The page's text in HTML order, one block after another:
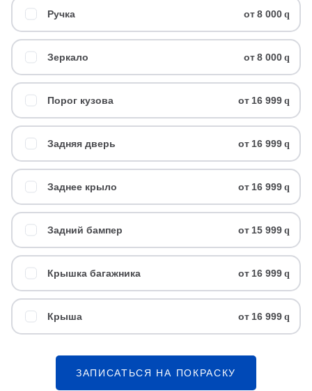
Ручка от 8 000 q
Зеркало от 8 000 q
Порог кузова от 16 999 q
Задняя дверь от 16 999 q
Заднее крыло от 16 999 q
Задний бампер от 15 999 q
Крышка багажника от 16 999 q
Крыша от 16 999 q
ЗАПИСАТЬСЯ НА ПОКРАСКУ